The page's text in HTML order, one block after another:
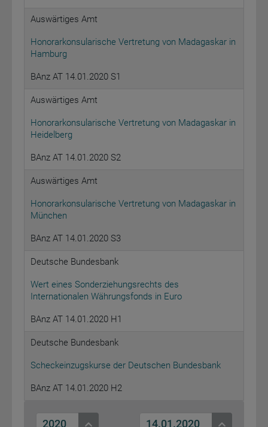
Auswärtiges Amt
Honorarkonsularische Vertretung von Madagaskar in
Hamburg
BAnz AT 14.01.2020 S1
Auswärtiges Amt
Honorarkonsularische Vertretung von Madagaskar in
Heidelberg
BAnz AT 14.01.2020 S2
Auswärtiges Amt
Honorarkonsularische Vertretung von Madagaskar in
München
BAnz AT 14.01.2020 S3
Deutsche Bundesbank
Wert eines Sonderziehungsrechts des
Internationalen Währungsfonds in Euro
BAnz AT 14.01.2020 H1
Deutsche Bundesbank
Scheckeinzugskurse der Deutschen Bundesbank
BAnz AT 14.01.2020 H2
2020 14.01.2020